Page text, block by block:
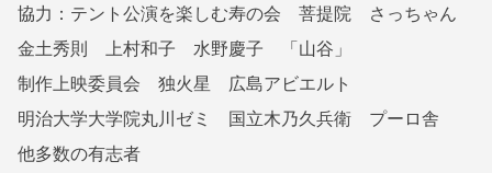
協力：テント公演を楽しむ寿の会 菩提院 さっちゃん
金土秀則 上村和子 水野慶子 「山谷」
制作上映委員会 独火星 広島アビエルト
明治大学大学院丸川ゼミ 国立木乃久兵衛 プーロ舎
他多数の有志者